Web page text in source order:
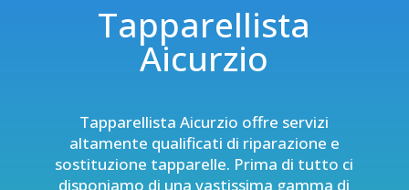
Tapparellista
Aicurzio
Tapparellista Aicurzio offre servizi
altamente qualificati di riparazione e
sostituzione tapparelle. Prima di tutto ci
disponiamo di una vastissima gamma di